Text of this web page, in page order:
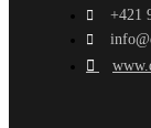
+421